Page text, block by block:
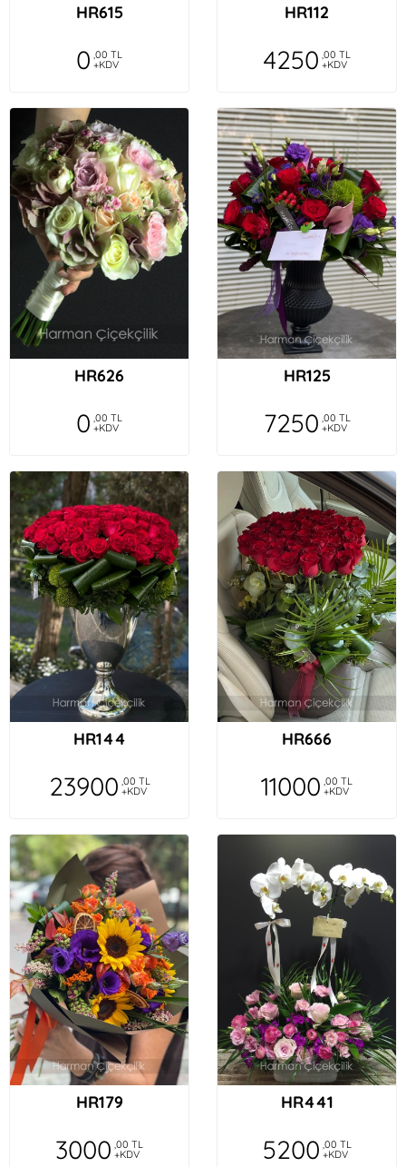
HR615
0 ,00 TL
+KDV
HR112
4250 ,00 TL
+KDV
HR626
0 ,00 TL
+KDV
HR125
7250 ,00 TL
+KDV
HR144
23900 ,00 TL
+KDV
HR666
11000 ,00 TL
+KDV
HR179
3000 ,00 TL
+KDV
HR441
5200 ,00 TL
+KDV